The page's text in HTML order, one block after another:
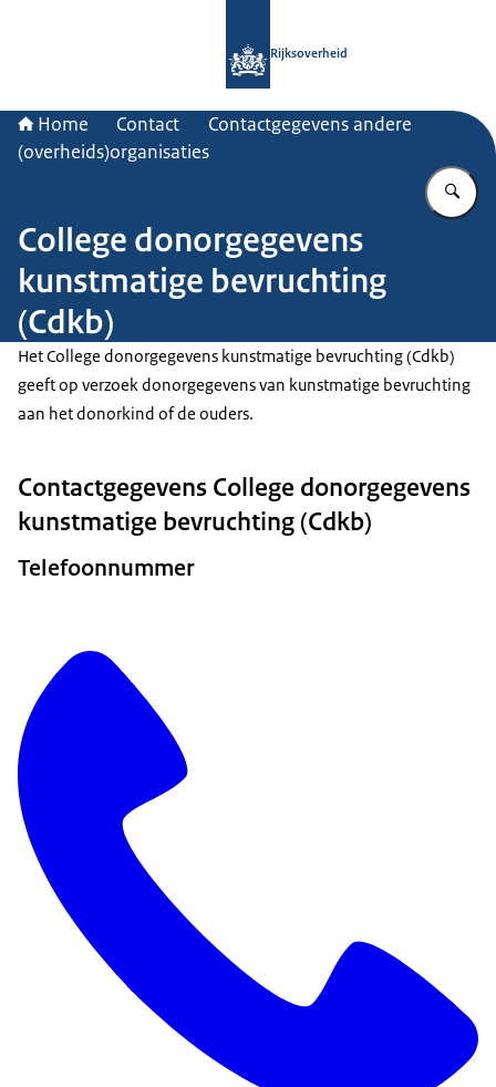
Rijksoverheid
Home Contact
Contactgegevens andere
(overheids)organisaties
College donorgegevens
kunstmatige bevruchting
(Cdkb)
Het College donorgegevens kunstmatige bevruchting (Cdkb)
geeft op verzoek donorgegevens van kunstmatige bevruchting
aan het donorkind of de ouders.
Contactgegevens College donorgegevens
kunstmatige bevruchting (Cdkb)
Telefoonnummer